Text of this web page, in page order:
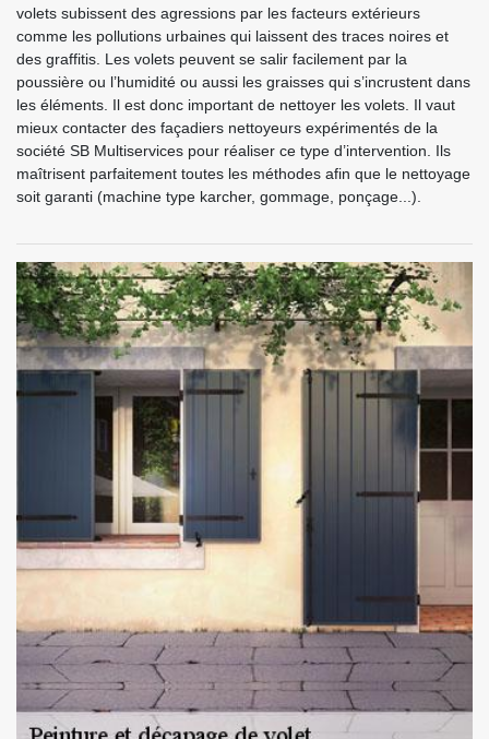
volets subissent des agressions par les facteurs extérieurs
comme les pollutions urbaines qui laissent des traces noires et
des graffitis. Les volets peuvent se salir facilement par la
poussière ou l’humidité ou aussi les graisses qui s’incrustent dans
les éléments. Il est donc important de nettoyer les volets. Il vaut
mieux contacter des façadiers nettoyeurs expérimentés de la
société SB Multiservices pour réaliser ce type d’intervention. Ils
maîtrisent parfaitement toutes les méthodes afin que le nettoyage
soit garanti (machine type karcher, gommage, ponçage...).